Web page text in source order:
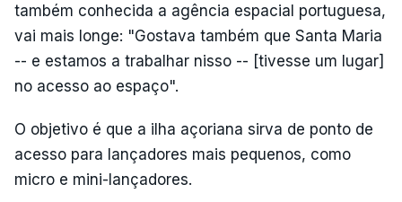
também conhecida a agência espacial portuguesa,
vai mais longe: "Gostava também que Santa Maria
-- e estamos a trabalhar nisso -- [tivesse um lugar]
no acesso ao espaço".
O objetivo é que a ilha açoriana sirva de ponto de
acesso para lançadores mais pequenos, como
micro e mini-lançadores.